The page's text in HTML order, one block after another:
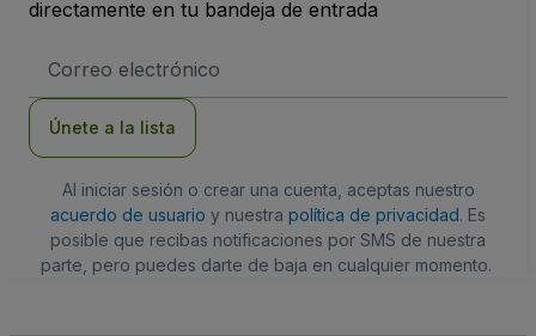
directamente en tu bandeja de entrada
de
Únete a la lista
Al iniciar sesión o crear una cuenta, aceptas nuestro
acuerdo de usuario y nuestra política de privacidad. Es
posible que recibas notificaciones por SMS de nuestra
parte, pero puedes darte de baja en cualquier momento.